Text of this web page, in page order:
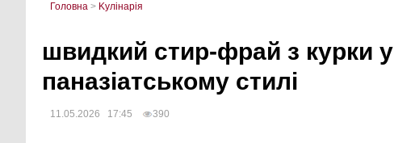
Головна > Kулінарія
швидкий стир-фрай з курки у
паназіатському стилі
11.05.2026 17:45 390